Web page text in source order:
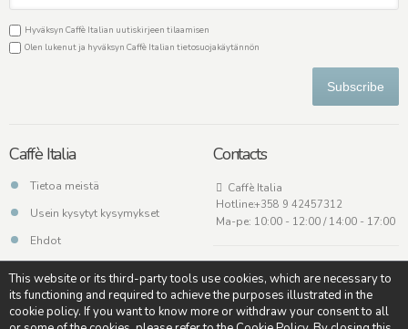
Hyväksyn Caffè Italian uutiskirjeen tilaamisen
Olen lukenut ja hyväksyn Caffè Italian tietosuojakäytännön
Subscribe
Caffè Italia
Tietoa meistä
Usein kysytyt kysymykset
Ehdot
Contacts
Caffè Italia
Hotline:+358 9 42457312
Ma-pe: 10:00 - 12:00 / 14:00 - 17:00
This website or its third-party tools use cookies, which are necessary to
its functioning and required to achieve the purposes illustrated in the
cookie policy. If you want to know more or withdraw your consent to all